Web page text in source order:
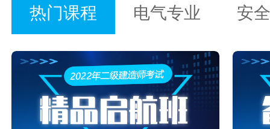
热门课程 电气专业 安